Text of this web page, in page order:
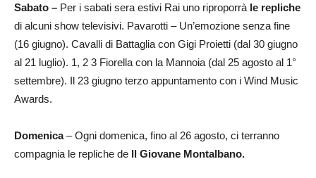
Sabato – Per i sabati sera estivi Rai uno riproporrà le repliche
di alcuni show televisivi. Pavarotti – Un’emozione senza fine
(16 giugno). Cavalli di Battaglia con Gigi Proietti (dal 30 giugno
al 21 luglio). 1, 2 3 Fiorella con la Mannoia (dal 25 agosto al 1°
settembre). Il 23 giugno terzo appuntamento con i Wind Music
Awards.
Domenica– Ogni domenica, fino al 26 agosto, ci terranno
compagnia le repliche de ll Giovane Montalbano.